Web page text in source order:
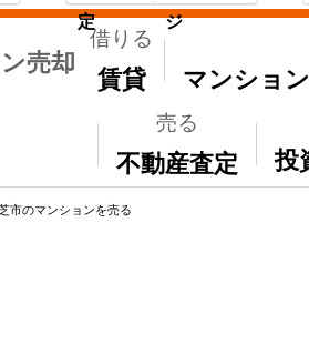
売却
借りる
賃貸 マンション
売る
不動産査定 投
定 ジ
市のマンションを売る